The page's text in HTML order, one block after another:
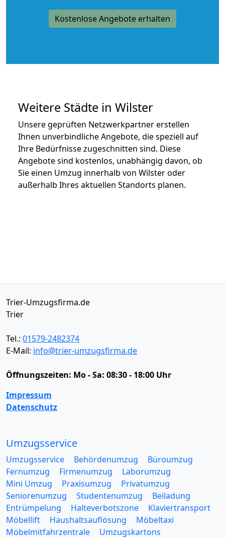
Kostenlose Angebote erhalten
Weitere Städte in Wilster
Unsere geprüften Netzwerkpartner erstellen
Ihnen unverbindliche Angebote, die speziell auf
Ihre Bedürfnisse zugeschnitten sind. Diese
Angebote sind kostenlos, unabhängig davon, ob
Sie einen Umzug innerhalb von Wilster oder
außerhalb Ihres aktuellen Standorts planen.
Trier-Umzugsfirma.de
Trier
Tel.: 01579-2482374
E-Mail: info@trier-umzugsfirma.de
Öffnungszeiten: Mo - Sa: 08:30 - 18:00 Uhr
Impressum
Datenschutz
Umzugsservice
Umzugsservice Behördenumzug
Büroumzug
Fernumzug
Firmenumzug
Laborumzug
Mini Umzug
Praxisumzug
Privatumzug
Seniorenumzug
Studentenumzug
Beiladung
Entrümpelung
Halteverbotszone
Klaviertransport
Möbellift
Haushaltsauflösung
Möbeltaxi
Möbelmitfahrzentrale
Umzugskartons